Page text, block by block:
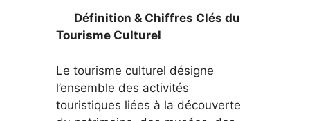
Définition & Chiffres Clés du
Tourisme Culturel
Le tourisme culturel désigne
l’ensemble des activités
touristiques liées à la découverte